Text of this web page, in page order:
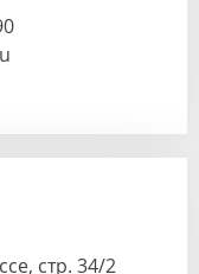
стр. 34/2